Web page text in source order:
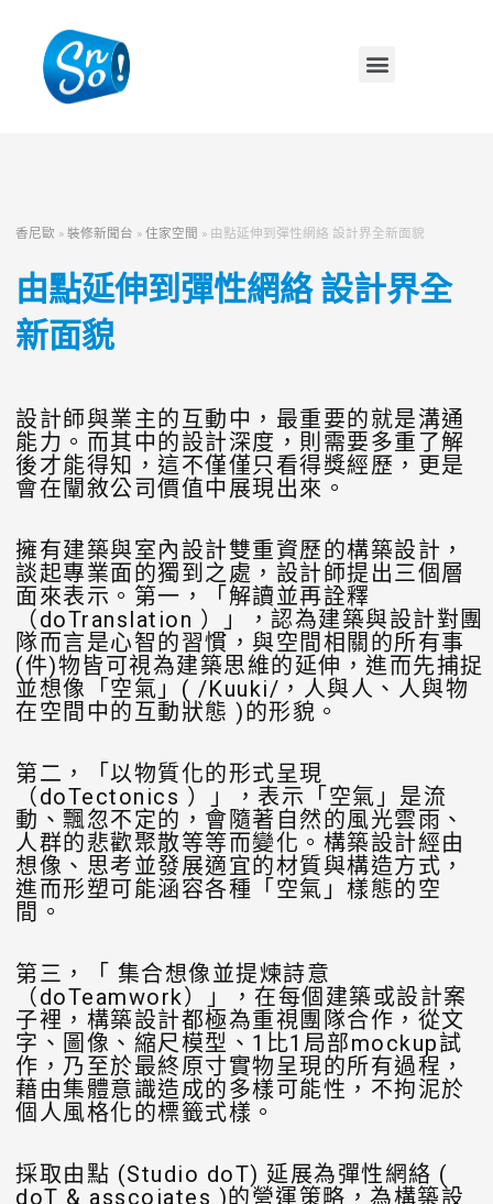
香尼歐 »裝修新聞台 »住家空間 » 由點延伸到彈性網絡 設計界全新面貌
由點延伸到彈性網絡 設計界全
新面貌
設計師與業主的互動中，最重要的就是溝通
能力。而其中的設計深度，則需要多重了解
後才能得知，這不僅僅只看得獎經歷，更是
會在闡敘公司價值中展現出來。
擁有建築與室內設計雙重資歷的構築設計，
談起專業面的獨到之處，設計師提出三個層
面來表示。第一，「解讀並再詮釋
（doTranslation ）」，認為建築與設計對團
隊而言是心智的習慣，與空間相關的所有事
(件)物皆可視為建築思維的延伸，進而先捕捉
並想像「空氣」( /Kuuki/，人與人、人與物
在空間中的互動狀態 )的形貌。
第二，「以物質化的形式呈現
（doTectonics ）」，表示「空氣」是流
動、飄忽不定的，會隨著自然的風光雲雨、
人群的悲歡聚散等等而變化。構築設計經由
想像、思考並發展適宜的材質與構造方式，
進而形塑可能涵容各種「空氣」樣態的空
間。
第三，「 集合想像並提煉詩意
（doTeamwork）」，在每個建築或設計案
子裡，構築設計都極為重視團隊合作，從文
字、圖像、縮尺模型、1比1局部mockup試
作，乃至於最終原寸實物呈現的所有過程，
藉由集體意識造成的多樣可能性，不拘泥於
個人風格化的標籤式樣。
採取由點 (Studio doT) 延展為彈性網絡 (
doT & asscoiates )的營運策略，為構築設